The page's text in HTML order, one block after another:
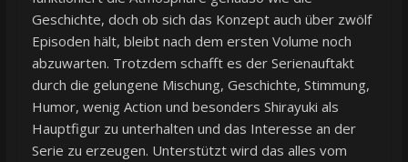
Geschichte, doch ob sich das Konzept auch über zwölf
Episoden hält, bleibt nach dem ersten Volume noch
abzuwarten. Trotzdem schafft es der Serienauftakt
durch die gelungene Mischung, Geschichte, Stimmung,
Humor, wenig Action und besonders Shirayuki als
Hauptfigur zu unterhalten und das Interesse an der
Serie zu erzeugen. Unterstützt wird das alles vom